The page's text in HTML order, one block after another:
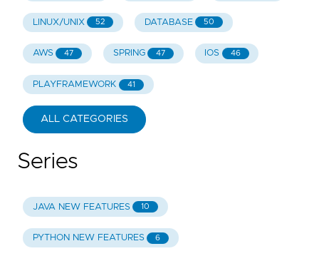
LINUX/UNIX 52 DATABASE 50
AWS 47 SPRING 47 IOS 46
PLAYFRAMEWORK 41
ALL CATEGORIES
Series
JAVA NEW FEATURES 10
PYTHON NEW FEATURES 6